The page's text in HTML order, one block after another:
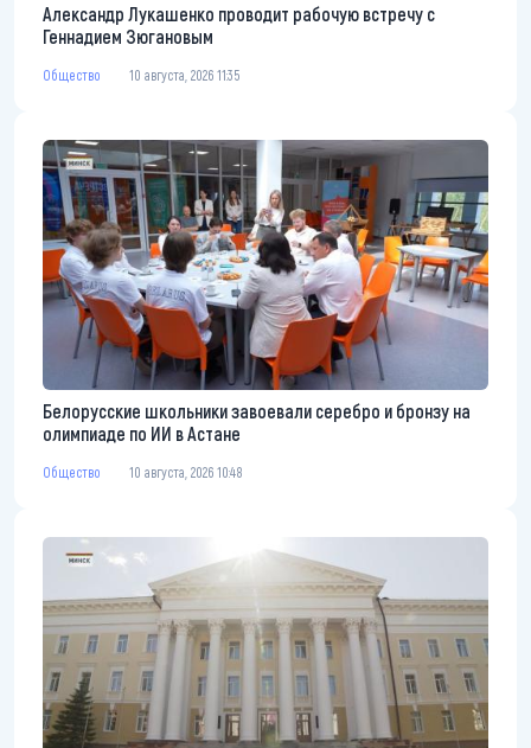
Александр Лукашенко проводит рабочую встречу с
Геннадием Зюгановым
Общество 10 августа, 2026 11:35
Белорусские школьники завоевали серебро и бронзу на
олимпиаде по ИИ в Астане
Общество 10 августа, 2026 10:48